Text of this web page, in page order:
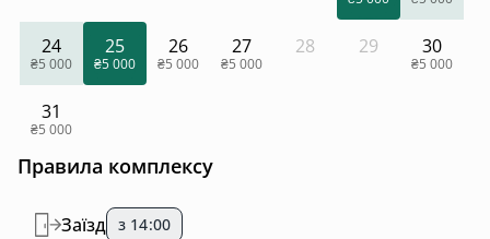
24
₴5 000
25
₴5 000
26
₴5 000
27
₴5 000
28 29 30
₴5 000
31
₴5 000
Правила комплексу
Заїзд з 14:00